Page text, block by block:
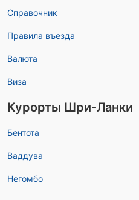
Справочник
Правила въезда
Валюта
Виза
Курорты Шри-Ланки
Бентота
Ваддува
Негомбо